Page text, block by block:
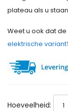
plateau als u
Weet u ook dat
elektrische variant
Hoeveelheid: